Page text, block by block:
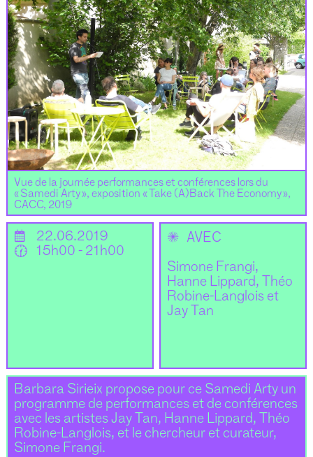
Vue de la journée performances et conférences lors du
« Samedi Arty », exposition « Take (A)Back The Economy »,
CACC, 2019
📅
22.06.2019
🕜
15h00 - 21h00
Barbara Sirieix propose pour ce Samedi Arty un
programme de performances et de conférences
avec les artistes Jay Tan, Hanne Lippard, Théo
Robine-Langlois, et le chercheur et curateur,
Simone Frangi.
✺ AVEC
Simone Frangi,
Hanne Lippard, Théo
Robine-Langlois et
Jay Tan